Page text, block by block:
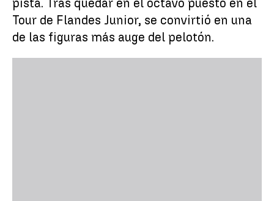
pista. Tras quedar en el octavo puesto en el
Tour de Flandes Junior, se convirtió en una
de las figuras más auge del pelotón.